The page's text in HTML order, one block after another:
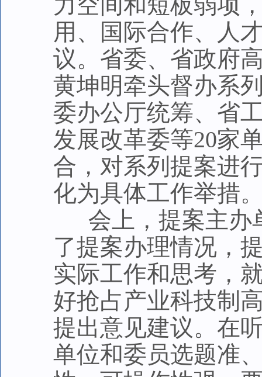
用、国际合作、人
议。省委、省政府
黄坤明牵头督办系
委办公厅统筹、省
发展改革委等20家
合，对系列提案进
化为具体工作举措
会上，提案主办
了提案办理情况，
实际工作和思考，
好抢占产业科技制
提出意见建议。在
单位和委员选题准